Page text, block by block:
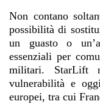
Non contano
possibilità di
un guasto o
essenziali per
militari. StarLift
vulnerabilità e
europei, tra cui